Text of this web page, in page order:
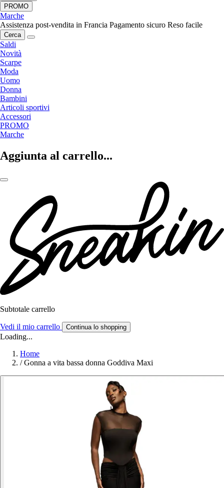
PROMO
Marche
Assistenza post-vendita in Francia Pagamento sicuro Reso facile
Cerca
Saldi
Novità
Scarpe
Moda
Uomo
Donna
Bambini
Articoli sportivi
Accessori
PROMO
Marche
Aggiunta al carrello...
Subtotale carrello
Vedi il mio carrello Continua lo shopping
Loading...
Home
/ Gonna a vita bassa donna Goddiva Maxi